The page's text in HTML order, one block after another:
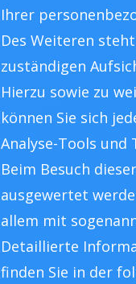
Ihrer
Des Weiteren
zuständigen
Hierzu sowie zu
können Sie sich
Analyse-Tools
Beim Besuch
ausgewertet
allem mit
Detaillierte
finden Sie in der